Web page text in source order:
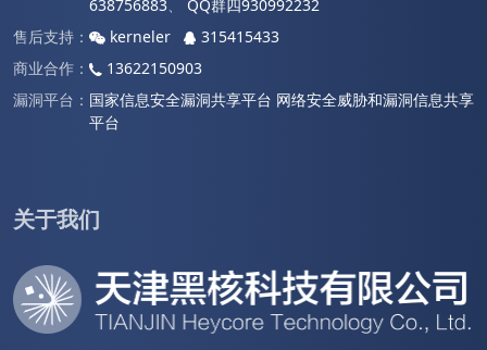
638756883、 QQ群四930992232
售后支持：
kerneler
315415433
商业合作：
13622150903
漏洞平台： 国家信息安全漏洞共享平台 网络安全威胁和漏洞信息共享
平台
关于我们